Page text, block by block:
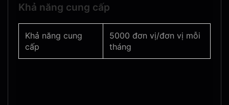
Khả năng cung cấp
Khả năng cung
cấp
5000 đơn vị/đơn vị mỗi
tháng